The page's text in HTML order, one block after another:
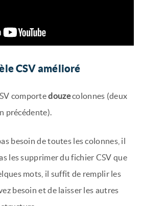
CSV amélioré
comportedouzecolonnes (deux
précédente).
besoin de toutes les colonnes, il
les supprimer du fichier CSV que
mots, il suffit de remplir les
besoin et de laisser les autres